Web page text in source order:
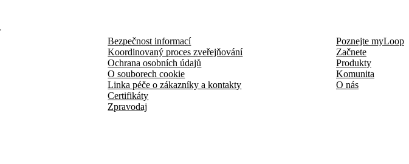
Bezpečnost informací
Koordinovaný proces zveřejňování
Ochrana osobních údajů
O souborech cookie
Linka péče o zákazníky a kontakty
Certifikáty
Zpravodaj
Poznejte myLoop
Začnete
Produkty
Komunita
O nás